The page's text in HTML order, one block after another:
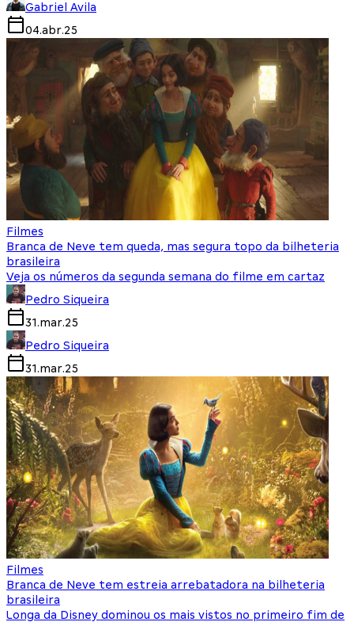
Gabriel Avila
04.abr.25
Filmes
Branca de Neve tem queda, mas segura topo da bilheteria
brasileira
Veja os números da segunda semana do filme em cartaz
Pedro Siqueira
31.mar.25
Pedro Siqueira
31.mar.25
Filmes
Branca de Neve tem estreia arrebatadora na bilheteria
brasileira
Longa da Disney dominou os mais vistos no primeiro fim de